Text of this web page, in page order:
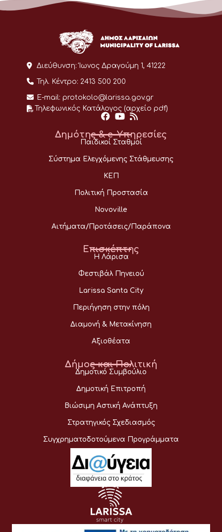
Διεύθυνση: Ίωνος Δραγούμη 1, 41222
Τηλ. Κέντρο: 2413 500 200
E-mail: protokolo@larissa.gov.gr
Τηλεφωνικός Κατάλογος (αρχείο pdf)
Δημότης & e-Υπηρεσίες
Παιδικοί Σταθμοί
Σύστημα Ελεγχόμενης Στάθμευσης
ΚΕΠ
Πολιτική Προστασία
Novoville
Αιτήματα/Προτάσεις/Παράπονα
Επισκέπτης
Η Λάρισα
Φεστιβάλ Πηνειού
Larissa Santa City
Περιήγηση στην πόλη
Διαμονή & Μετακίνηση
Αξιοθέατα
Δήμος και Πολιτική
Δημοτικό Συμβούλιο
Δημοτική Επιτροπή
Βιώσιμη Αστική Ανάπτυξη
Στρατηγικός Σχεδιασμός
Συγχρηματοδοτούμενα Προγράμματα